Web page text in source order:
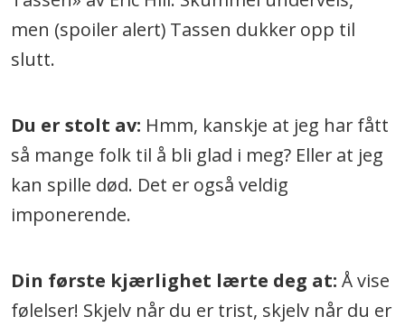
men (spoiler alert) Tassen dukker opp til
slutt.
Du er stolt av: Hmm, kanskje at jeg har fått
så mange folk til å bli glad i meg? Eller at jeg
kan spille død. Det er også veldig
imponerende.
Din første kjærlighet lærte deg at: Å vise
følelser! Skjelv når du er trist, skjelv når du er